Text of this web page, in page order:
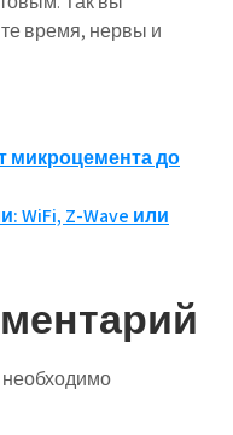
время, нервы и
микроцемента до
WiFi, Z-Wave или